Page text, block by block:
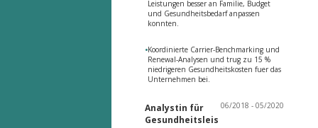
Leistungen besser an Familie, Budget
und Gesundheitsbedarf anpassen
konnten.
•Koordinierte Carrier-Benchmarking und
Renewal-Analysen und trug zu 15 %
niedrigeren Gesundheitskosten fuer das
Unternehmen bei.
Analystin für
Gesundheitsleis
06/2018 - 05/2020